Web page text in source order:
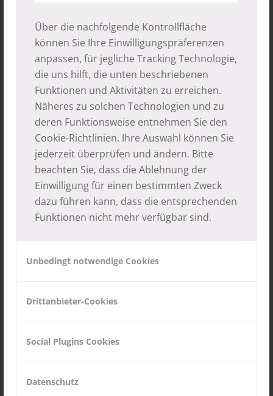
Über die nachfolgende Kontrollfläche
können Sie Ihre Einwilligungspräferenzen
anpassen, für jegliche Tracking Technologie,
die uns hilft, die unten beschriebenen
Funktionen und Aktivitäten zu erreichen.
Näheres zu solchen Technologien und zu
deren Funktionsweise entnehmen Sie den
Cookie-Richtlinien. Ihre Auswahl können Sie
jederzeit überprüfen und ändern. Bitte
beachten Sie, dass die Ablehnung der
Einwilligung für einen bestimmten Zweck
dazu führen kann, dass die entsprechenden
Funktionen nicht mehr verfügbar sind.
Unbedingt notwendige Cookies
Drittanbieter-Cookies
Social Plugins Cookies
Datenschutz
03.04.2016
Eintrag teilen
Das könnte Dich auch interessieren